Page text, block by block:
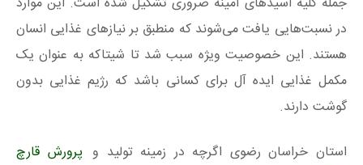
در نسبت‌هایی یافت می‌شوند که منطبق بر نیازهای غذایی انسان
هستند. این خصوصیت ویژه سبب شد تا شیتاکه به عنوان یک
مکمل غذایی ایده آل برای کسانی باشد که رژیم غذایی بدون
گوشت دارند.
استان خراسان رضوی اگرچه در زمینه تولید و پرورش قارچ